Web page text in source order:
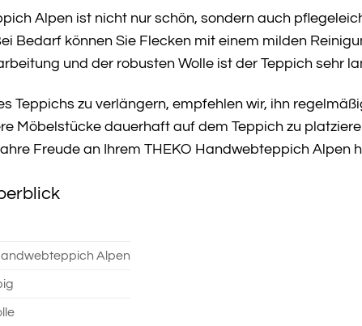
Alpen ist nicht nur schön, sondern auch
Bedarf können Sie Flecken mit einem milden
und der robusten Wolle ist der Teppich sehr
Teppichs zu verlängern, empfehlen wir, ihn
Möbelstücke dauerhaft auf dem Teppich zu
Freude an Ihrem THEKO Handwebteppich Alpen
Alpen